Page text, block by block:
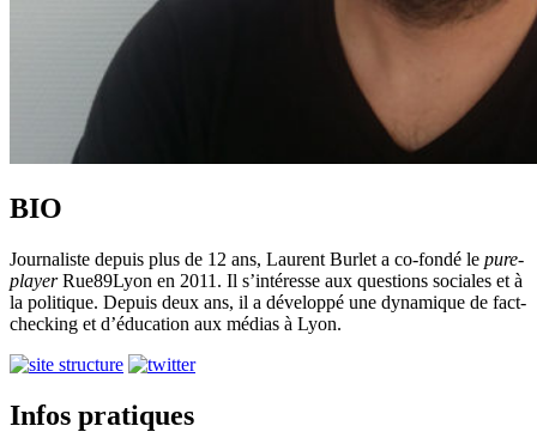
BIO
Journaliste depuis plus de 12 ans, Laurent Burlet a co-fondé le pure-
playerRue89Lyon en 2011. Il s’intéresse aux questions sociales et à
la politique. Depuis deux ans, il a développé une dynamique de fact-
checking et d’éducation aux médias à Lyon.
Infos pratiques